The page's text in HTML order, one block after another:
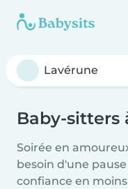
Baby-sitters
Soirée en
besoin d'une
confiance en